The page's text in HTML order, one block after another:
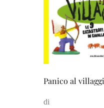
Panico al
di